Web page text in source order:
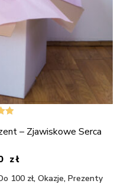
5 – Zjawiskowe Serca
zł
100 zł,Okazje,Prezenty